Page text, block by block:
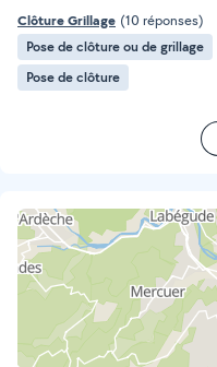
Clôture Grillage (10 réponses)
Pose de clôture ou de grillage
Pose de clôture